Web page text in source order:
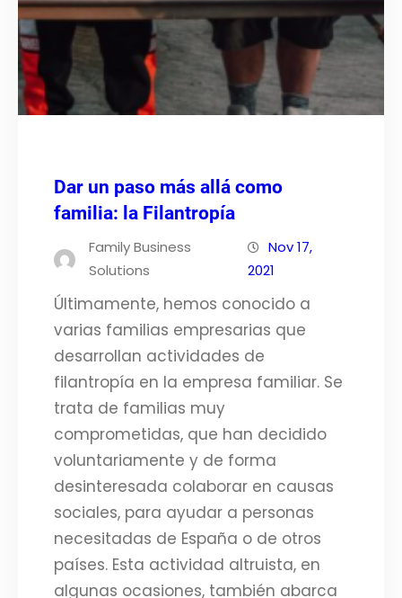
Dar un paso más allá como
familia: la Filantropía
Family Business
Solutions
Nov 17,
2021
Últimamente, hemos conocido a
varias familias empresarias que
desarrollan actividades de
filantropía en la empresa familiar. Se
trata de familias muy
comprometidas, que han decidido
voluntariamente y de forma
desinteresada colaborar en causas
sociales, para ayudar a personas
necesitadas de España o de otros
países. Esta actividad altruista, en
algunas ocasiones, también abarca